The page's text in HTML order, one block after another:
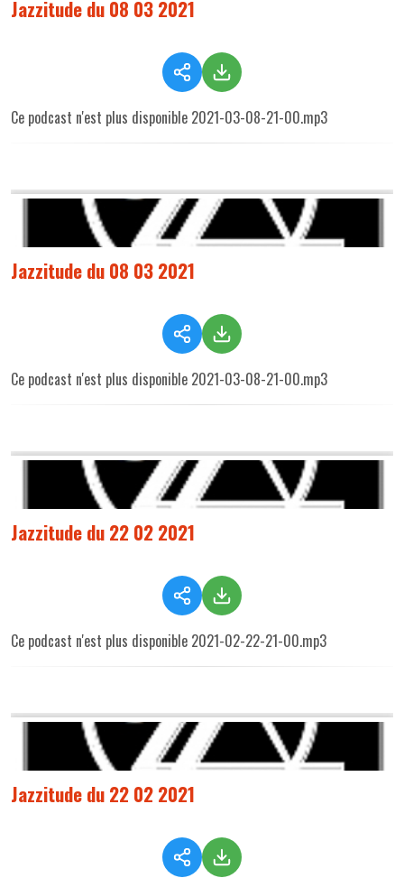
Jazzitude du 08 03 2021
Ce podcast n'est plus disponible 2021-03-08-21-00.mp3
Jazzitude du 08 03 2021
Ce podcast n'est plus disponible 2021-03-08-21-00.mp3
Jazzitude du 22 02 2021
Ce podcast n'est plus disponible 2021-02-22-21-00.mp3
Jazzitude du 22 02 2021